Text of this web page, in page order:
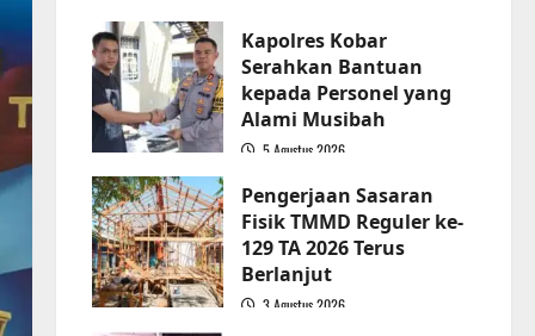
Kapolres Kobar
Serahkan Bantuan
kepada Personel yang
Alami Musibah
5 Agustus 2026
Pengerjaan Sasaran
Fisik TMMD Reguler ke-
129 TA 2026 Terus
Berlanjut
3 Agustus 2026